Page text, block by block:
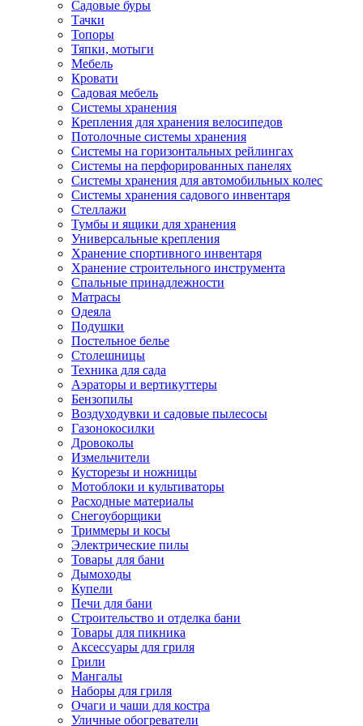
Садовые буры
Тачки
Топоры
Тяпки, мотыги
Мебель
Кровати
Садовая мебель
Системы хранения
Крепления для хранения велосипедов
Потолочные системы хранения
Системы на горизонтальных рейлингах
Системы на перфорированных панелях
Системы хранения для автомобильных колес
Системы хранения садового инвентаря
Стеллажи
Тумбы и ящики для хранения
Универсальные крепления
Хранение спортивного инвентаря
Хранение строительного инструмента
Спальные принадлежности
Матрасы
Одеяла
Подушки
Постельное белье
Столешницы
Техника для сада
Аэраторы и вертикуттеры
Бензопилы
Воздуходувки и садовые пылесосы
Газонокосилки
Дровоколы
Измельчители
Кусторезы и ножницы
Мотоблоки и культиваторы
Расходные материалы
Снегоуборщики
Триммеры и косы
Электрические пилы
Товары для бани
Дымоходы
Купели
Печи для бани
Строительство и отделка бани
Товары для пикника
Аксессуары для гриля
Грили
Мангалы
Наборы для гриля
Очаги и чаши для костра
Уличные обогреватели